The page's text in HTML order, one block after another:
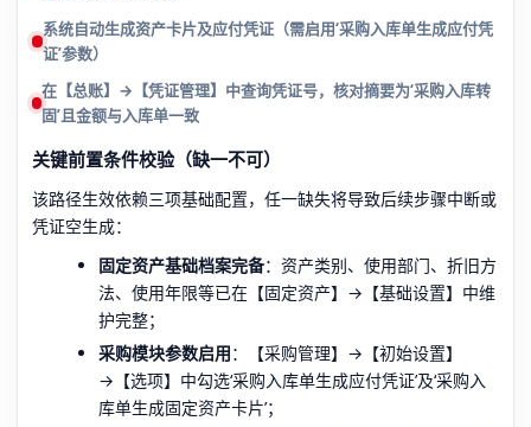
系统自动生成资产卡片及应付凭证（需启用‘采购入库单生成应付凭
证’参数）
在【总账】→【凭证管理】中查询凭证号，核对摘要为‘采购入库转
固’且金额与入库单一致
关键前置条件校验（缺一不可）
该路径生效依赖三项基础配置，任一缺失将导致后续步骤中断或
凭证空生成：
固定资产基础档案完备：资产类别、使用部门、折旧方
法、使用年限等已在【固定资产】→【基础设置】中维
护完整；
采购模块参数启用：【采购管理】→【初始设置】
→【选项】中勾选‘采购入库单生成应付凭证’及‘采购入
库单生成固定资产卡片’；